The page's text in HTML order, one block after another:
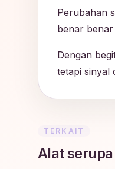
Perubahan
benar
Dengan
tetapi sinyal
TERKAIT
Alat serupa